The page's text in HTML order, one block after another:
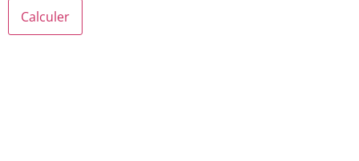
Calculer